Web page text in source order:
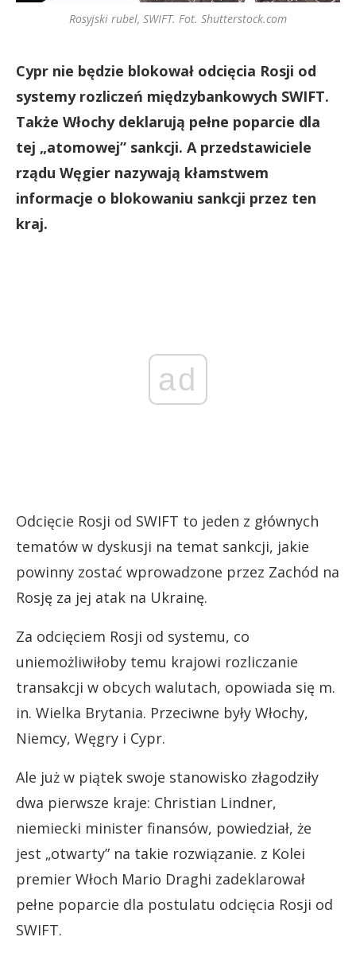
Rosyjski rubel, SWIFT. Fot. Shutterstock.com
Cypr nie będzie blokował odcięcia Rosji od
systemy rozliczeń międzybankowych SWIFT.
Także Włochy deklarują pełne poparcie dla
tej „atomowej” sankcji. A przedstawiciele
rządu Węgier nazywają kłamstwem
informacje o blokowaniu sankcji przez ten
kraj.
ad
Odcięcie Rosji od SWIFT to jeden z głównych
tematów w dyskusji na temat sankcji, jakie
powinny zostać wprowadzone przez Zachód na
Rosję za jej atak na Ukrainę.
Za odcięciem Rosji od systemu, co
uniemożliwiłoby temu krajowi rozliczanie
transakcji w obcych walutach, opowiada się m.
in. Wielka Brytania. Przeciwne były Włochy,
Niemcy, Węgry i Cypr.
Ale już w piątek swoje stanowisko złagodziły
dwa pierwsze kraje: Christian Lindner,
niemiecki minister finansów, powiedział, że
jest „otwarty” na takie rozwiązanie. z Kolei
premier Włoch Mario Draghi zadeklarował
pełne poparcie dla postulatu odcięcia Rosji od
SWIFT.